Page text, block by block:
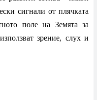
сигнали от плячката
поле на Земята за
зрение, слух и